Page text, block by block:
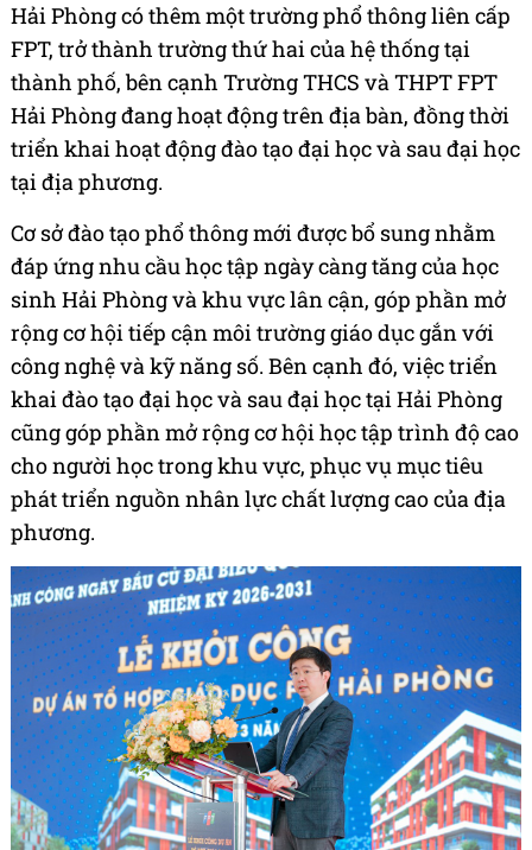
Hải Phòng có thêm một trường phổ thông liên cấp
FPT, trở thành trường thứ hai của hệ thống tại
thành phố, bên cạnh Trường THCS và THPT FPT
Hải Phòng đang hoạt động trên địa bàn, đồng thời
triển khai hoạt động đào tạo đại học và sau đại học
tại địa phương.
Cơ sở đào tạo phổ thông mới được bổ sung nhằm
đáp ứng nhu cầu học tập ngày càng tăng của học
sinh Hải Phòng và khu vực lân cận, góp phần mở
rộng cơ hội tiếp cận môi trường giáo dục gắn với
công nghệ và kỹ năng số. Bên cạnh đó, việc triển
khai đào tạo đại học và sau đại học tại Hải Phòng
cũng góp phần mở rộng cơ hội học tập trình độ cao
cho người học trong khu vực, phục vụ mục tiêu
phát triển nguồn nhân lực chất lượng cao của địa
phương.